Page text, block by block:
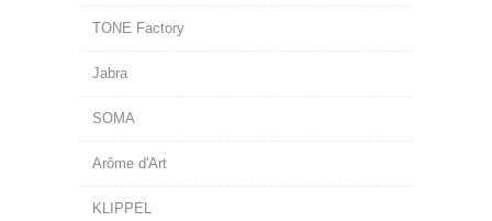
TONE Factory
Jabra
SOMA
Arôme d'Art
KLIPPEL